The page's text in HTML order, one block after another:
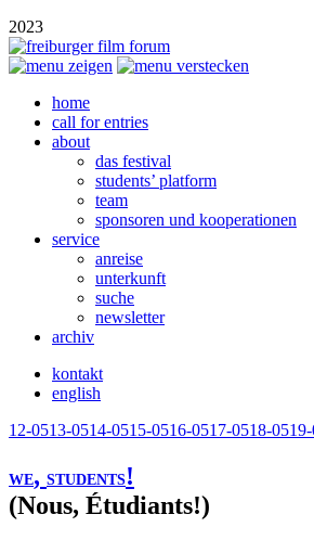
2023
home
call for entries
about
das festival
students’ platform
team
sponsoren und kooperationen
service
anreise
unterkunft
suche
newsletter
archiv
kontakt
english
12-0513-0514-0515-0516-0517-0518-05
WE, STUDENTS!
(Nous, Étudiants!)